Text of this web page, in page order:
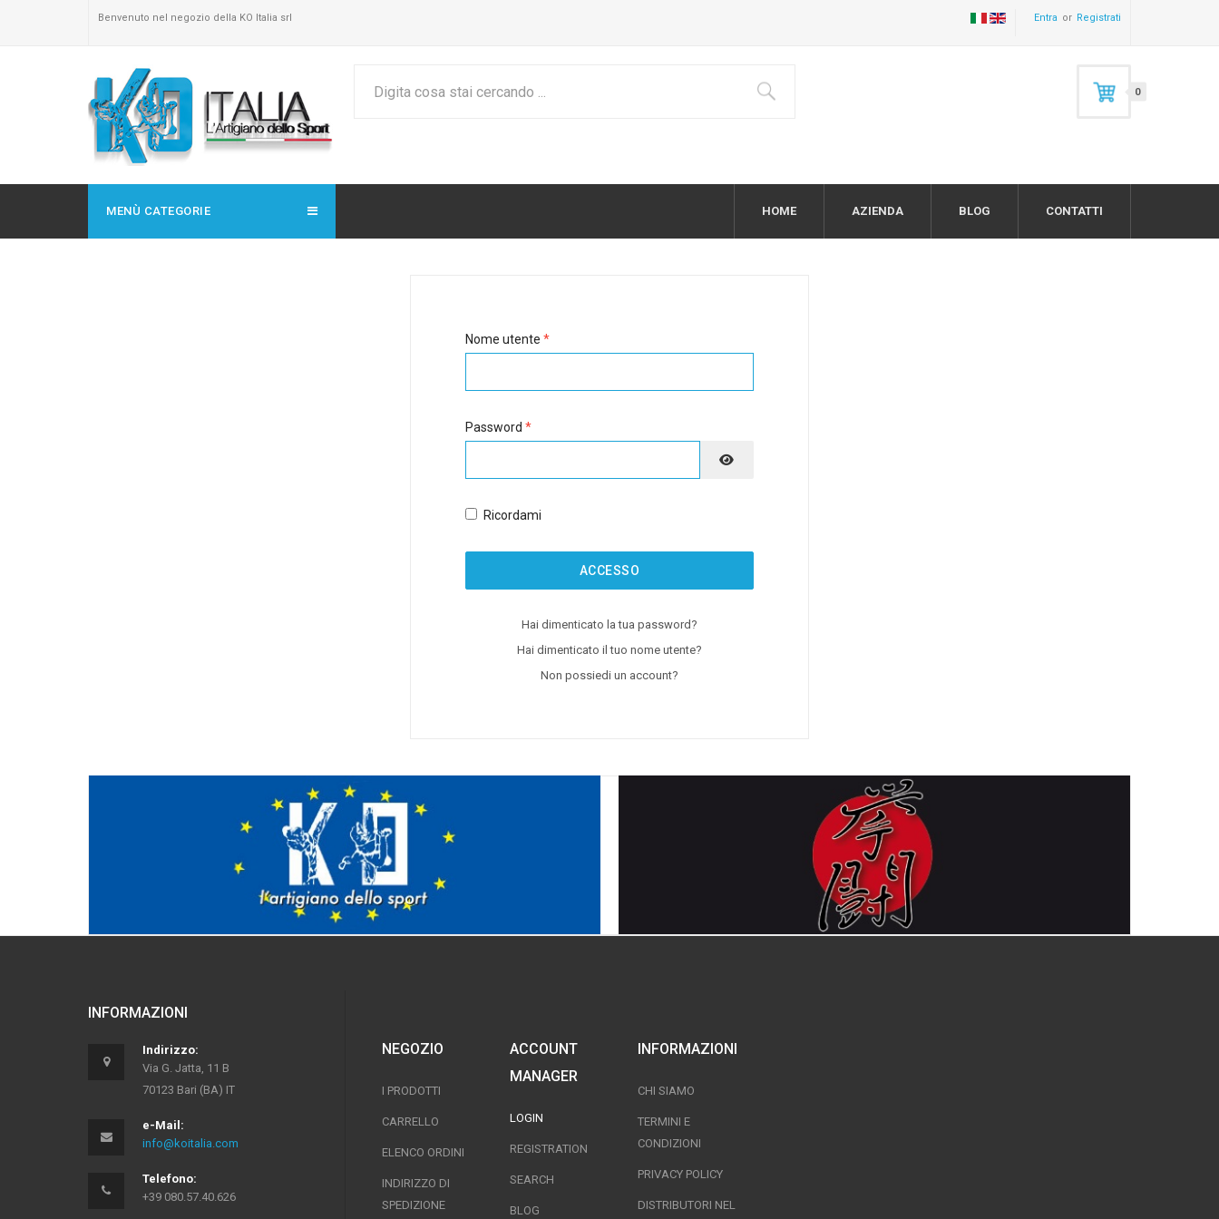
Benvenuto nel negozio della KO Italia srl Entra Registrati
0
MENÙ CATEGORIE HOME AZIENDA BLOG CONTATTI
Nome utente *
Password *
Ricordami
ACCESSO
Hai dimenticato la tua password?
Hai dimenticato il tuo nome utente?
Non possiedi un account?
INFORMAZIONI
Indirizzo:
Via G. Jatta, 11 B
70123 Bari (BA) IT
e-Mail:
info@koitalia.com
Telefono:
+39 080.57.40.626
NEGOZIO
I PRODOTTI
CARRELLO
ELENCO ORDINI
INDIRIZZO DI
SPEDIZIONE
ACCOUNT
MANAGER
LOGIN
REGISTRATION
SEARCH
BLOG
INFORMAZIONI
CHI SIAMO
TERMINI E
CONDIZIONI
PRIVACY POLICY
DISTRIBUTORI NEL